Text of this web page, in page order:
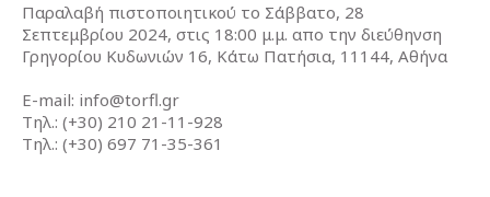
Παραλαβή πιστοποιητικού το Σάββατο, 28
Σεπτεμβρίου 2024, στις 18:00 μ.μ. απο την διεύθηνση
Γρηγορίου Κυδωνιών 16, Κάτω Πατήσια, 11144, Αθήνα
E-mail: info@torfl.gr
Τηλ.: (+30) 210 21-11-928
Τηλ.: (+30) 697 71-35-361